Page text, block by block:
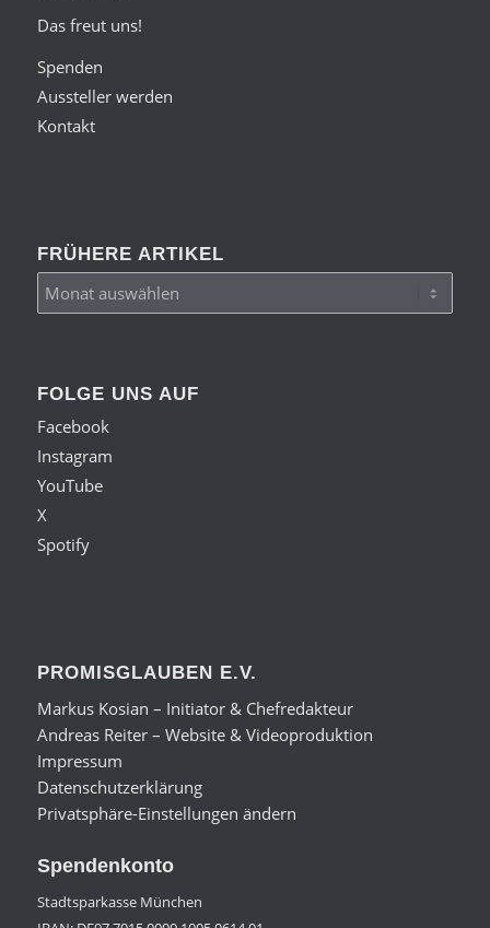
Das freut uns!
Spenden
Aussteller werden
Kontakt
FRÜHERE ARTIKEL
FOLGE UNS AUF
Facebook
Instagram
YouTube
X
Spotify
PROMISGLAUBEN E.V.
Markus Kosian – Initiator & Chefredakteur
Andreas Reiter – Website & Videoproduktion
Impressum
Datenschutzerklärung
Privatsphäre-Einstellungen ändern
Spendenkonto
Stadtsparkasse München